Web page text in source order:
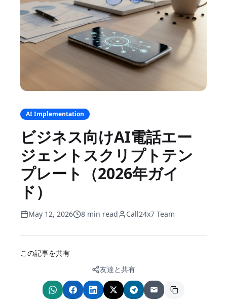
AI Implementation
ビジネス向けAI電話エー
ジェントスクリプトテン
プレート（2026年ガイ
ド）
May 12, 2026 8 min read Call24x7 Team
この記事を共有
友達と共有